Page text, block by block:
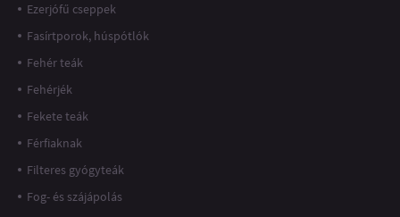
Ezerjófű cseppek
Fasírtporok, húspótlók
Fehér teák
Fehérjék
Fekete teák
Férfiaknak
Filteres gyógyteák
Fog- és szájápolás